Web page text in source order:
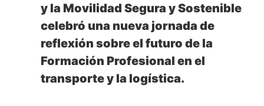
y la Movilidad Segura y Sostenible
celebró una nueva jornada de
reflexión sobre el futuro de la
Formación Profesional en el
transporte y la logística.